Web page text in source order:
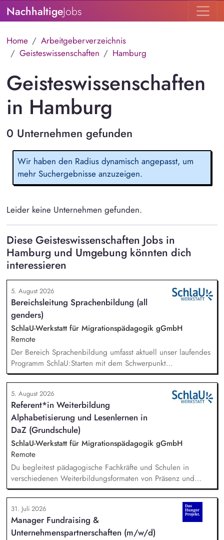
NachhaltigeJobs
Home
Arbeitgeberverzeichnis
Geisteswissenschaften
Hamburg
Geisteswissenschaften
in Hamburg
0 Unternehmen gefunden
Wir haben den Radius dynamisch angepasst, um
mehr Suchergebnisse anzuzeigen.
Leider keine Unternehmen gefunden.
Diese Geisteswissenschaften Jobs in
Hamburg und Umgebung könnten dich
interessieren
5. August 2026
Bereichsleitung Sprachenbildung (all
genders)
SchlaU-Werkstatt für Migrationspädagogik gGmbH
Remote
Der Bereich Sprachenbildung umfasst aktuell unser laufendes
Programm SchlaU:Starten mit dem Schwerpunkt
"Alphabetisierung in DaZ für die Grundschule" sowie
zukünftig weitere auf Unterrichtsmaterial bezogene Projekte
mit den Schwerpunkten sprachensensibles und
rassismuskritisches Deutschlernen von der Grundschule bis in
die Berufliche Bildung. Der Bereich Sprachenbildung
entwickelt in seinen Projekten dazu zielgruppengerechte und
innovative Unterrichtsmaterialien und begleitet pädagogische
Fachkräfte mit daran angeschlossenen
Weiterbildungsangeboten online wie offline.
5. August 2026
Referent*in Weiterbildung
Alphabetisierung und Lesenlernen in
DaZ (Grundschule)
SchlaU-Werkstatt für Migrationspädagogik gGmbH
Remote
Du begleitest pädagogische Fachkräfte und Schulen in
verschiedenen Weiterbildungsformaten von Präsenz und
Online-Workshops bis hin zu pädogischen Tagen und erstellst
Online-Selbstlernkurse für unsere Plattform schlau-lernen.org.
Die inhaltlichen Schwerpunkte liegen dabei auf den
Bereichen Lesen lernen, Mehrsprachigkeitsbewusstsein und
Alphabetisierung in der Grundschule.
31. Juli 2026
Manager Fundraising &
Unternehmenspartnerschaften (m/w/d)